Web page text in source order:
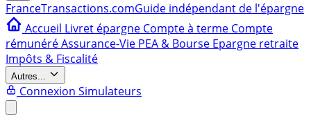
FranceTransactions.comGuide indépendant de l'épargne
Accueil Livret épargne Compte à terme Compte
rémunéréAssurance-Vie PEA & Bourse Epargne retraite
Impôts & Fiscalité
Autres...
Connexion Simulateurs